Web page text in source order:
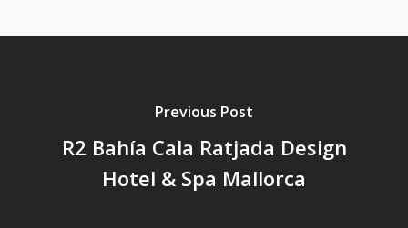
Previous Post
R2 Bahía Cala Ratjada Design
Hotel & Spa Mallorca